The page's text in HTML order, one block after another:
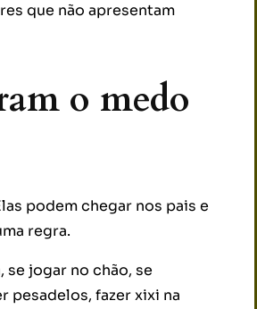
que não apresentam
o medo
podem chegar nos pais e
regra.
se jogar no chão, se
pesadelos, fazer xixi na